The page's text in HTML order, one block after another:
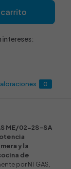
intereses:
0
ME/02-2S-SA
y la
de
por NTGAS,